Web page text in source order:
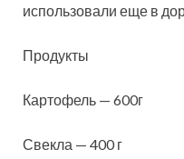
использовали еще в
Продукты
Картофель — 600г
Свекла — 400 г